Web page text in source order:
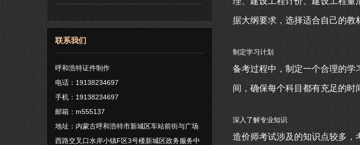
联系我们
呼和浩特证件制作
电话：19138234697
手机：19138234697
邮箱：m555137
地址：内蒙古呼和浩特市新城区车站前街与广场
西路交叉口水岸小镇F区3号楼新城区政务服务中
据大纲要求，选择适合自己的教
制定学习计划
备考过程中，制定一个合理的
间，确保每个科目都有充足的时
深入了解专业知识
造价师考试涉及的知识点较多，